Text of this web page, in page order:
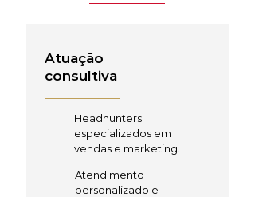
Atuação
consultiva
Headhunters
especializados em
vendas e marketing.
Atendimento
personalizado e